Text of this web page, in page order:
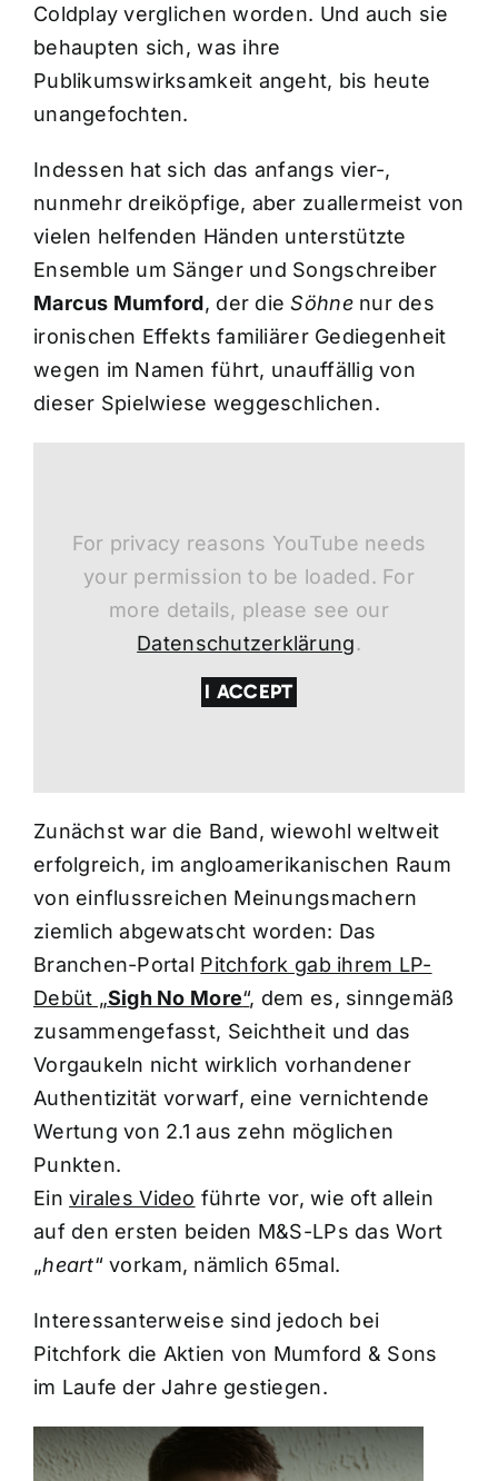
Coldplay verglichen worden. Und auch sie
behaupten sich, was ihre
Publikumswirksamkeit angeht, bis heute
unangefochten.
Indessen hat sich das anfangs vier-,
nunmehr dreiköpfige, aber zuallermeist von
vielen helfenden Händen unterstützte
Ensemble um Sänger und Songschreiber
Marcus Mumford, der dieSöhnenur des
ironischen Effekts familiärer Gediegenheit
wegen im Namen führt, unauffällig von
dieser Spielwiese weggeschlichen.
For privacy reasons YouTube needs
your permission to be loaded. For
more details, please see our
Datenschutzerklärung.
I ACCEPT
Zunächst war die Band, wiewohl weltweit
erfolgreich, im angloamerikanischen Raum
von einflussreichen Meinungsmachern
ziemlich abgewatscht worden: Das
Branchen-Portal Pitchfork gab ihrem LP-
Debüt „Sigh No More“, dem es, sinngemäß
zusammengefasst, Seichtheit und das
Vorgaukeln nicht wirklich vorhandener
Authentizität vorwarf, eine vernichtende
Wertung von 2.1 aus zehn möglichen
Punkten.
Einvirales Video führte vor, wie oft allein
auf den ersten beiden M&S-LPs das Wort
„heart“ vorkam, nämlich 65mal.
Interessanterweise sind jedoch bei
Pitchfork die Aktien von Mumford & Sons
im Laufe der Jahre gestiegen.